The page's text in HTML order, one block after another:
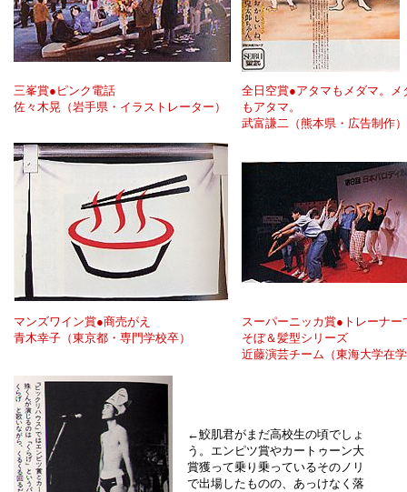
三峯賞●ピンク電話
佐々木晃（岩手県・イラストレーター）
全日空賞●アタマもメダマ。メ
もアタマ。
武富謙二（熊本県・広告制作）
マンズワイン賞●商売がえ
青木幸子（東京都・専門学校卒）
スーパーニッカ賞●トレーナー
そぼ＆髪型シリーズ
近藤演芸チーム（東海大学在
←鮫肌君がまだ高校生の頃でしょ
う。エンピツ賞やカートゥーン大
賞獲って乗り乗っているそのノリ
で出場したものの、あっけなく落